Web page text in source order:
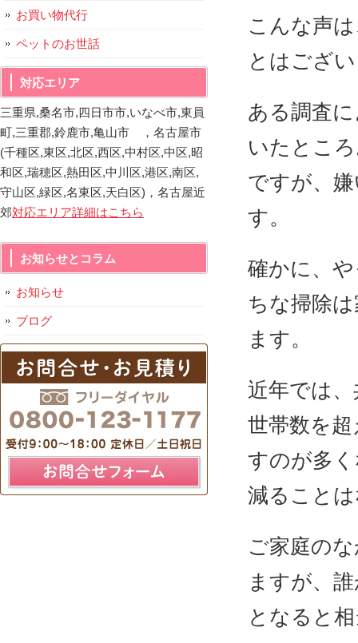
こんな声
とはござ
ある調査
いたとこ
ですが、
す。
確かに、
ちな掃除
ます。
近年では
世帯数を
すのが多
減ること
ご家庭の
ますが、
となると
お買い物代行
ペットのお世話
対応エリア
三重県,桑名市,四日市市,いなべ市,東員
町,三重郡,鈴鹿市,亀山市 ，名古屋市
(千種区,東区,北区,西区,中村区,中区,昭
和区,瑞穂区,熱田区,中川区,港区,南区,
守山区,緑区,名東区,天白区)，名古屋近
郊対応エリア詳細はこちら
お知らせとコラム
お知らせ
ブログ